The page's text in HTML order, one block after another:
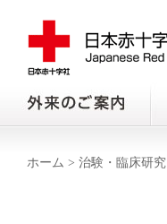
ホーム > 治験・臨床研究